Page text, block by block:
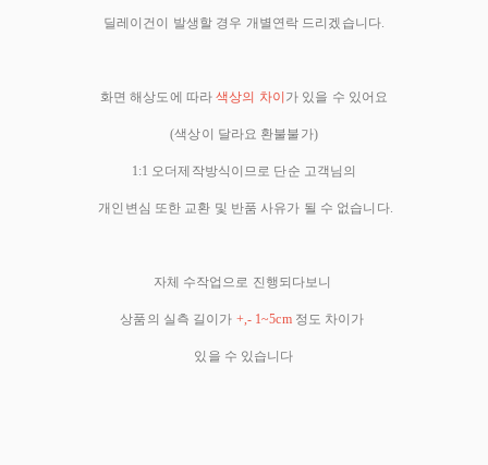
딜레이건이 발생할 경우 개별연락 드리겠습니다.
화면 해상도에 따라색상의 차이 가 있을 수 있어요
(색상이 달라요 환불불가)
1:1 오더제작방식이므로 단순 고객님의
개인변심 또한 교환 및 반품 사유가 될 수 없습니다.
자체 수작업으로 진행되다보니
상품의 실측 길이가 +,- 1~5cm 정도 차이가
있을 수 있습니다